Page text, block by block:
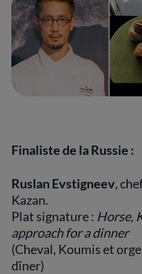
Finaliste de la Russie :
Ruslan Evstigneev,
Kazan.
Plat signature : Horse,
approach for a dinner
(Cheval, Koumis et
dîner)